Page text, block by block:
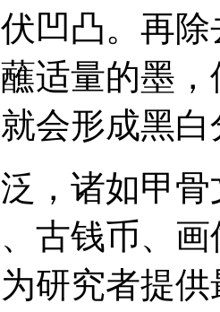
凹凸。再
适量的墨
会形成黑
，诸如甲
古钱币、
研究者提